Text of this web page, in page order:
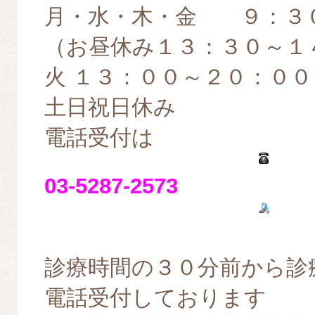
月・水・木・金 ９：３
（お昼休み１３：３０～
火 １３：００～２０：００
土日祝日休み
電話受付は
03-5287-2573
診療時間の３０分前から
電話受付しております